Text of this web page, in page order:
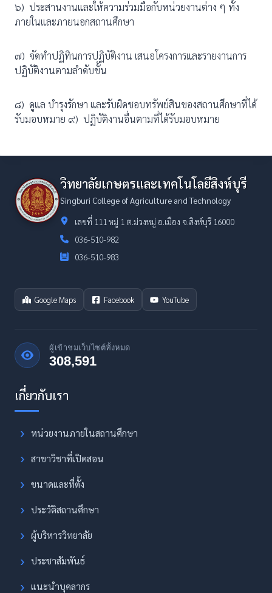
๖) ประสานงานและให้ความร่วมมือกับหน่วยงานต่าง ๆ ทั้ง
ภายในและภายนอกสถานศึกษา
๗) จัดทำปฏิทินการปฏิบัติงาน เสนอโครงการและรายงานการ
ปฏิบัติงานตามลำดับขั้น
๘) ดูแล บำรุงรักษา และรับผิดชอบทรัพย์สินของสถานศึกษาที่ได้
รับมอบหมาย ๙) ปฏิบัติงานอื่นตามที่ได้รับมอบหมาย
วิทยาลัยเกษตรและเทคโนโลยีสิงห์บุรี
Singburi College of Agriculture and Technology
เลขที่ 111 หมู่ 1 ต.ม่วงหมู่ อ.เมือง จ.สิงห์บุรี 16000
036-510-982
036-510-983
Google Maps Facebook YouTube
ผู้เข้าชมเว็บไซต์ทั้งหมด
308,591
หน่วยงานภายในสถานศึกษา
สาขาวิชาที่เปิดสอน
ขนาดและที่ตั้ง
ประวัติสถานศึกษา
ผู้บริหารวิทยาลัย
ประชาสัมพันธ์
แนะนำบุคลากร